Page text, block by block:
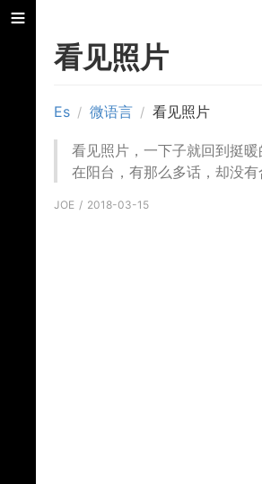
看见照片
Es / 微语言 / 看见照片
看见照片，一下子就回到挺
在阳台，有那么多话，却没有
JOE 2018-03-15